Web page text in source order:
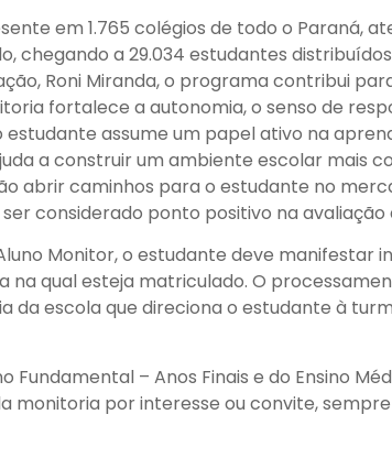
em 1.765 colégios de todo o Paraná,
chegando a 29.034 estudantes distribuídos
Roni Miranda, o programa contribui
fortalece a autonomia, o senso de
estudante assume um papel ativo na
a construir um ambiente escolar mais
abrir caminhos para o estudante no
considerado ponto positivo na avaliação
Monitor, o estudante deve manifestar
na qual esteja matriculado. O
da escola que direciona o estudante à
Fundamental – Anos Finais e do Ensino
monitoria por interesse ou convite,